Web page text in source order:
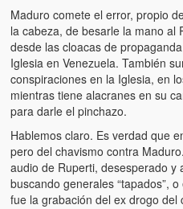
Videos
Chistes
Maduro comete el error, propio
la cabeza, de besarle la mano al
desde las cloacas de
Iglesia en Venezuela. También
conspiraciones en la Iglesia, en
mientras tiene alacranes en su
para darle el pinchazo.
Hablemos claro. Es verdad que
pero del chavismo contra
audio de Ruperti, desesperado y
buscando generales “tapados”,
fue la grabación del ex drogo del